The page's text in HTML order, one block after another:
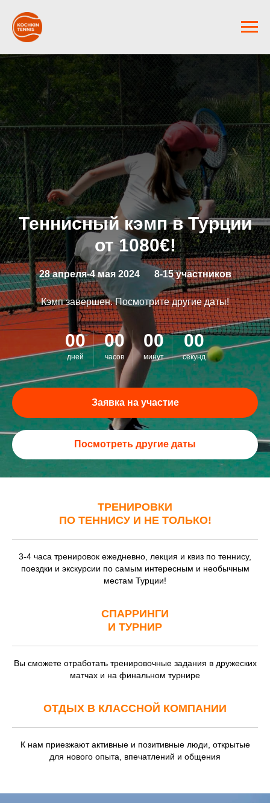
Теннисный кэмп в Турции
от 1080€!
28 апреля-4 мая 2024 8-15 участников
Кэмп завершен. Посмотрите другие даты!
00
дней
00
часов
00
минут
00
секунд
Заявка на участие
Посмотреть другие даты
ТРЕНИРОВКИ
ПО ТЕННИСУ И НЕ ТОЛЬКО!
3-4 часа тренировок ежедневно, лекция и квиз по теннису,
поездки и экскурсии по самым интересным и необычным
местам Турции!
СПАРРИНГИ
И ТУРНИР
Вы сможете отработать тренировочные задания в дружеских
матчах и на финальном турнире
ОТДЫХ В КЛАССНОЙ КОМПАНИИ
К нам приезжают активные и позитивные люди, открытые
для нового опыта, впечатлений и общения